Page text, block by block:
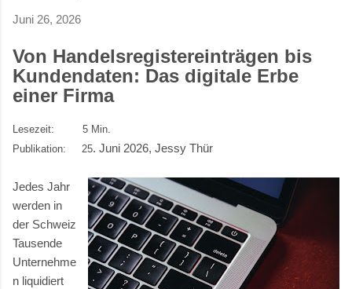
Juni 26, 2026
Von Handelsregistereinträgen bis
Kundendaten: Das digitale Erbe
einer Firma
Lesezeit:
5 Min.
Publikation: 25. Juni 2026, Jessy Thür
Jedes Jahr
werden in
der Schweiz
Tausende
Unternehme
n liquidiert